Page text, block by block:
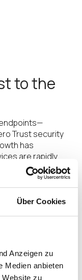
Über Cookies
Anzeigen zu
Medien anbieten
Website zu
to the
Trust security
has
are rapidly
aisles,
lightweight,…